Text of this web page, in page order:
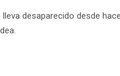
desaparecido desde